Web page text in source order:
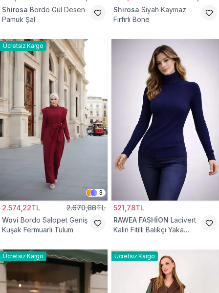
Shirosa Bordo Gül Desen
Pamuk Şal
Shirosa Siyah Kaymaz
Fırfırlı Bone
Ücretsiz Kargo
3
2.574,22TL 2.670,88TL
Wovi Bordo Salopet Geniş
Kuşak Fermuarlı Tulum
521,78TL
RAWEA FASHİON Lacivert
Kalın Fitilli Balıkçı Yaka
Ücretsiz Kargo Ücretsiz Kargo